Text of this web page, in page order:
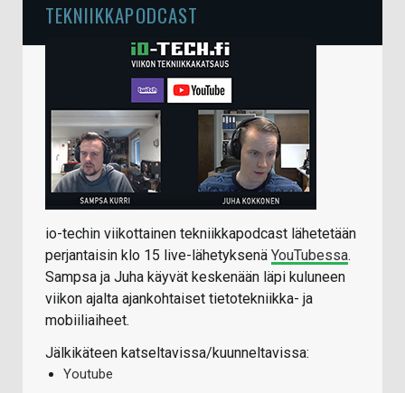
TEKNIIKKAPODCAST
io-techin viikottainen tekniikkapodcast lähetetään
perjantaisin klo 15 live-lähetyksenä YouTubessa.
Sampsa ja Juha käyvät keskenään läpi kuluneen
viikon ajalta ajankohtaiset tietotekniikka- ja
mobiiliaiheet.
Jälkikäteen katseltavissa/kuunneltavissa:
Youtube